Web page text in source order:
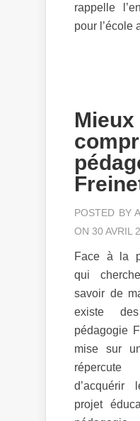
rappelle
pour l’école
Mieux
POSTED BY
ON 30 AVRIL
Face à la
qui
savoir de
existe
pédagogie
mise sur
d’acquérir
projet